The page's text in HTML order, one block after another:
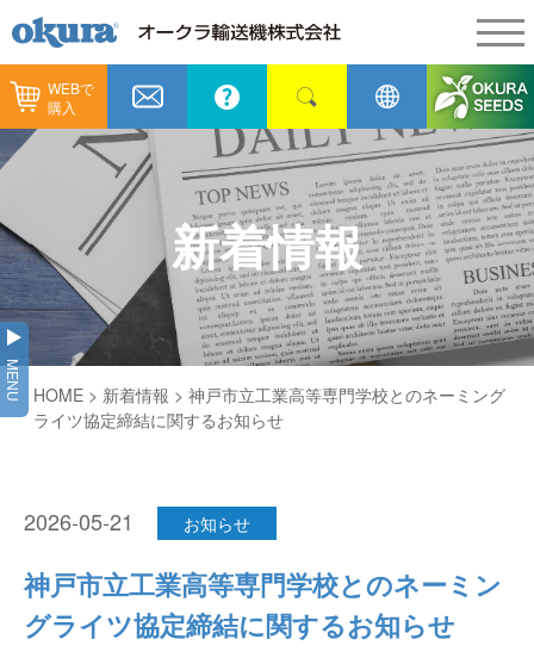
WEBで
購入
製品情報
製品情報
コンベヤ機器
コンベヤ機器を探す
用途から探す
コンベヤ機器の技術情報
GTPシステム
仕分けシステム
ピッキングシステム
納入事例
納入事例
全業種
製造
物流
通販
食品
メンテナンス
カタログ／CAD
会社情報
会社情報
企業理念
会社概要
事業所一覧
採用情報
オークラミュージアム
新着情報
新着情報
MENU HOME > 新着情報 > 神戸市立工業高等専門学校とのネーミング
ライツ協定締結に関するお知らせ
2026-05-21 お知らせ
神戸市立工業高等専門学校とのネーミン
グライツ協定締結に関するお知らせ